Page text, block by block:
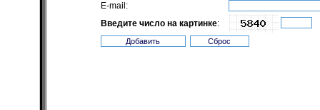
E-mail:
Введите число на картинке: